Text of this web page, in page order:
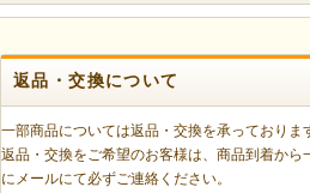
返品・交換について
一部商品については返品・交換を承っておりま
返品・交換をご希望のお客様は、商品到着から
にメールにて必ずご連絡ください。